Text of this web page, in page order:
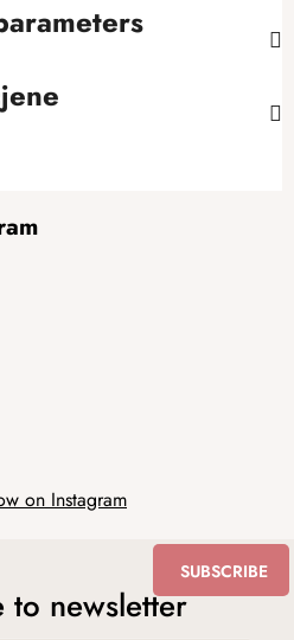
on Instagram
to newsletter
SUBSCRIBE